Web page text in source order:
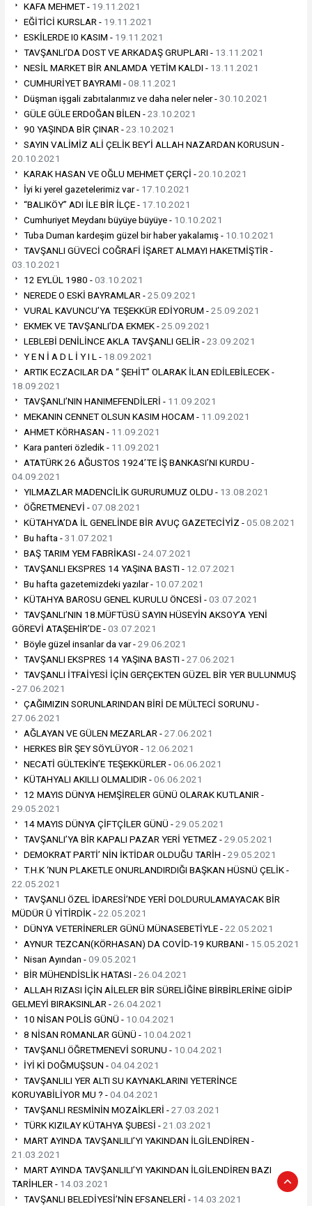
KAFA MEHMET - 19.11.2021
EĞİTİCİ KURSLAR - 19.11.2021
ESKİLERDE I0 KASIM - 19.11.2021
TAVŞANLI’DA DOST VE ARKADAŞ GRUPLARI - 13.11.2021
NESİL MARKET BİR ANLAMDA YETİM KALDI - 13.11.2021
CUMHURİYET BAYRAMI -08.11.2021
Düşman işgali zabıtalarımız ve daha neler neler -30.10.2021
GÜLE GÜLE ERDOĞAN BİLEN -23.10.2021
90 YAŞINDA BİR ÇINAR -23.10.2021
SAYIN VALİMİZ ALİ ÇELİK BEY’İ ALLAH NAZARDAN KORUSUN -
20.10.2021
KARAK HASAN VE OĞLU MEHMET ÇERÇİ -20.10.2021
İyi ki yerel gazetelerimiz var - 17.10.2021
“BALIKÖY” ADI İLE BİR İLÇE - 17.10.2021
Cumhuriyet Meydanı büyüye büyüye - 10.10.2021
Tuba Duman kardeşim güzel bir haber yakalamış - 10.10.2021
TAVŞANLI GÜVECİ COĞRAFİ İŞARET ALMAYI HAKETMİŞTİR -
03.10.2021
12 EYLÜL 1980 -03.10.2021
NEREDE O ESKİ BAYRAMLAR -25.09.2021
VURAL KAVUNCU’YA TEŞEKKÜR EDİYORUM -25.09.2021
EKMEK VE TAVŞANLI’DA EKMEK -25.09.2021
LEBLEBİ DENİLİNCE AKLA TAVŞANLI GELİR -23.09.2021
Y E N İ A D L İ Y I L - 18.09.2021
ARTIK ECZACILAR DA “ ŞEHİT” OLARAK İLAN EDİLEBİLECEK -
18.09.2021
TAVŞANLI’NIN HANIMEFENDİLERİ - 11.09.2021
MEKANIN CENNET OLSUN KASIM HOCAM - 11.09.2021
AHMET KÖRHASAN - 11.09.2021
Kara panteri özledik - 11.09.2021
ATATÜRK 26 AĞUSTOS 1924’TE İŞ BANKASI’NI KURDU -
04.09.2021
YILMAZLAR MADENCİLİK GURURUMUZ OLDU - 13.08.2021
ÖĞRETMENEVİ -07.08.2021
KÜTAHYA’DA İL GENELİNDE BİR AVUÇ GAZETECİYİZ -05.08.2021
Bu hafta -31.07.2021
BAŞ TARIM YEM FABRİKASI -24.07.2021
TAVŞANLI EKSPRES 14 YAŞINA BASTI - 12.07.2021
Bu hafta gazetemizdeki yazılar - 10.07.2021
KÜTAHYA BAROSU GENEL KURULU ÖNCESİ -03.07.2021
TAVŞANLI’NIN 18.MÜFTÜSÜ SAYIN HÜSEYİN AKSOY’A YENİ
GÖREVİ ATAŞEHİR’DE -03.07.2021
Böyle güzel insanlar da var -29.06.2021
TAVŞANLI EKSPRES 14 YAŞINA BASTI -27.06.2021
TAVŞANLI İTFAİYESİ İÇİN GERÇEKTEN GÜZEL BİR YER BULUNMUŞ
-27.06.2021
ÇAĞIMIZIN SORUNLARINDAN BİRİ DE MÜLTECİ SORUNU -
27.06.2021
AĞLAYAN VE GÜLEN MEZARLAR -27.06.2021
HERKES BİR ŞEY SÖYLÜYOR - 12.06.2021
NECATİ GÜLTEKİN’E TEŞEKKÜRLER -06.06.2021
KÜTAHYALI AKILLI OLMALIDIR -06.06.2021
12 MAYIS DÜNYA HEMŞİRELER GÜNÜ OLARAK KUTLANIR -
29.05.2021
14 MAYIS DÜNYA ÇİFTÇİLER GÜNÜ -29.05.2021
TAVŞANLI’YA BİR KAPALI PAZAR YERİ YETMEZ -29.05.2021
DEMOKRAT PARTİ’ NİN İKTİDAR OLDUĞU TARİH -29.05.2021
T.H.K ‘NUN PLAKETLE ONURLANDIRDIĞI BAŞKAN HÜSNÜ ÇELİK -
22.05.2021
TAVŞANLI ÖZEL İDARESİ’NDE YERİ DOLDURULAMAYACAK BİR
MÜDÜR Ü YİTİRDİK -22.05.2021
DÜNYA VETERİNERLER GÜNÜ MÜNASEBETİYLE -22.05.2021
AYNUR TEZCAN(KÖRHASAN) DA COVİD-19 KURBANI - 15.05.2021
Nisan Ayından -09.05.2021
BİR MÜHENDİSLİK HATASI -26.04.2021
ALLAH RIZASI İÇİN AİLELER BİR SÜRELİĞİNE BİRBİRLERİNE GİDİP
GELMEYİ BIRAKSINLAR -26.04.2021
10 NİSAN POLİS GÜNÜ - 10.04.2021
8 NİSAN ROMANLAR GÜNÜ - 10.04.2021
TAVŞANLI ÖĞRETMENEVİ SORUNU - 10.04.2021
İYİ Kİ DOĞMUŞSUN -04.04.2021
TAVŞANLILI YER ALTI SU KAYNAKLARINI YETERİNCE
KORUYABİLİYOR MU ? -04.04.2021
TAVŞANLI RESMİNİN MOZAİKLERİ -27.03.2021
TÜRK KIZILAY KÜTAHYA ŞUBESİ -21.03.2021
MART AYINDA TAVŞANLILI’YI YAKINDAN İLGİLENDİREN -
21.03.2021
MART AYINDA TAVŞANLILI’YI YAKINDAN İLGİLENDİREN BAZI
TARİHLER - 14.03.2021
TAVŞANLI BELEDİYESİ’NİN EFSANELERİ - 14.03.2021